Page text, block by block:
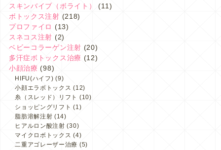
スキンバイブ（ボライト）
(11)
ボトックス注射 (218)
プロファイロ (13)
スネコス注射 (2)
ベビーコラーゲン注射 (20)
多汗症ボトックス治療 (12)
小顔治療 (98)
HIFU(ハイフ) (9)
小顔エラボトックス (12)
糸（スレッド）リフト (10)
ショッピングリフト (1)
脂肪溶解注射 (14)
ヒアルロン酸注射 (30)
マイクロボトックス (4)
二重アゴレーザー治療 (5)